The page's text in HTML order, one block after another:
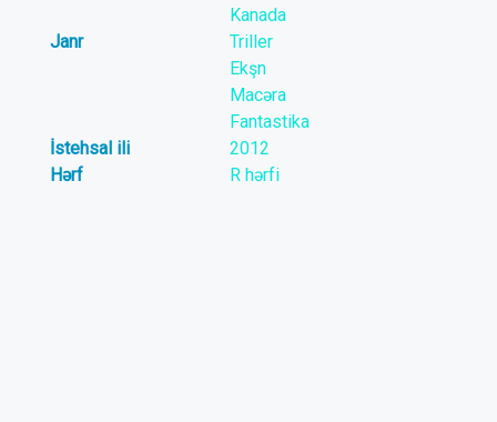
Kanada
Janr
Triller
Ekşn
Macəra
Fantastika
İstehsal ili
2012
Hərf
R hərfi